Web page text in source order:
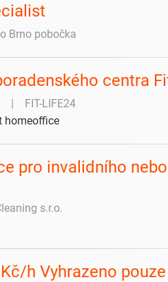
Brno pobočka
centra
FIT-LIFE24
homeoffice
pro invalidního
s.r.o.
h Vyhrazeno